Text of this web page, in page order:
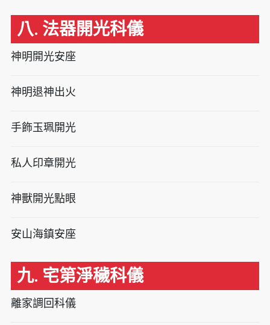
八. 法器開光科儀
神明開光安座
神明退神出火
手飾玉珮開光
私人印章開光
神獸開光點眼
安山海鎮安座
九. 宅第淨穢科儀
離家調回科儀